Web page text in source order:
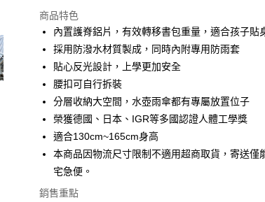
LINE Pay
Apple Pay
Hami Point
相關說明
「Hami Point」為中華電信所提供之點數服務，可於會員專
信會員帳號後，即可在購物車使用 Hami Point 折抵消費金
元)。
ATM付款
運送方式
商品特色
內置護脊鋁片，有效轉移書包重量，適合孩子貼
採用防潑水材質製成，同時內附專用防雨套
貼心反光設計，上學更加安全
腰扣可自行拆裝
分層收納大空間，水壺雨傘都有專屬放置位子
榮獲德國、日本、IGR等多國認證人體工學獎
適合130cm~165cm身高
本商品因物流尺寸限制不適用超商取貨，寄送僅
宅急便。
銷售重點